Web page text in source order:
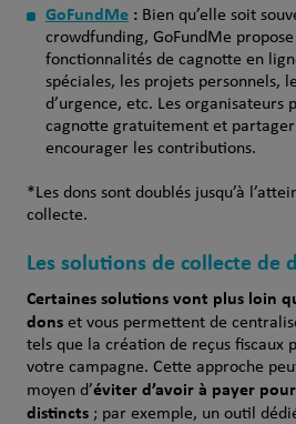
GoFundMe:Bien qu’elle soit
crowdfunding, GoFundMe
fonctionnalités de cagnotte en
spéciales, les projets personnels,
d’urgence, etc. Les organisateurs
cagnotte gratuitement et
encourager les contributions.
*Les dons sont doublés jusqu’à
collecte.
Les solutions de collecte de
Certaines solutions vont plus loin
donset vous permettent de
tels que la création de reçus fiscaux
votre campagne. Cette approche
moyen d’éviter d’avoir à payer
distincts; par exemple, un outil